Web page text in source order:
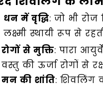
धन में वृद्धि: जो भी
लक्ष्मी स्थायी रूप से
रोगों से मुक्ति: पारा
वस्तु की ऊर्जा रोगों से
मन की शांति: शिवलिंग